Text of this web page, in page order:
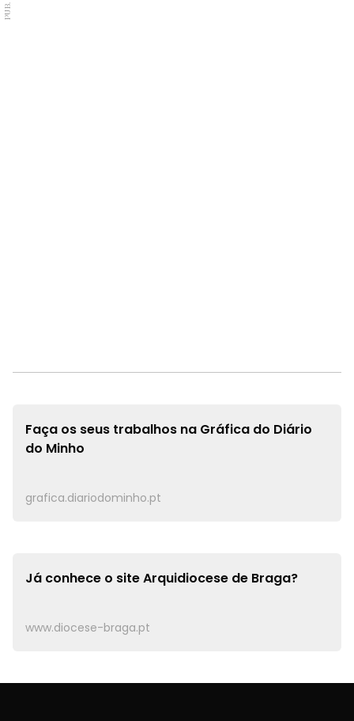
PUB.
Faça os seus trabalhos na Gráfica do Diário
do Minho
grafica.diariodominho.pt
Já conhece o siteArquidiocese de Braga?
www.diocese-braga.pt